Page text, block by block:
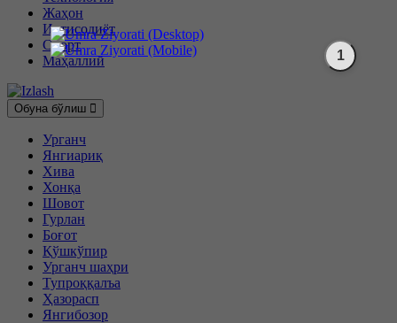
Жаҳон
Иқтисодиёт
Спорт
Маҳаллий
Обуна бўлиш
Урганч
Янгиариқ
Хива
Хонқа
Шовот
Гурлан
Боғот
Қўшкўпир
Урганч шаҳри
Тупроққалъа
Ҳазорасп
Янгибозор